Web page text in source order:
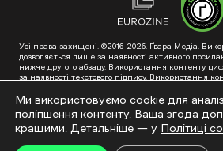
Усі права захищені. ©2016-2026. Ґвара Медіа.
дозволяється лише за наявності активного
нижче другого абзацу. Використання контенту
за наявності текстового підпису. Використання
схвалення від редакції.
Суб’єкт у сфері онлайн-медіа; ідентифікатор
адреса: ГО «Ґвара Медіа», 61057, Харків, вул.
№7400
Ми використовуємо cookie для
поліпшення контенту. Ваша згода
кращими. Детальніше — у Політиці